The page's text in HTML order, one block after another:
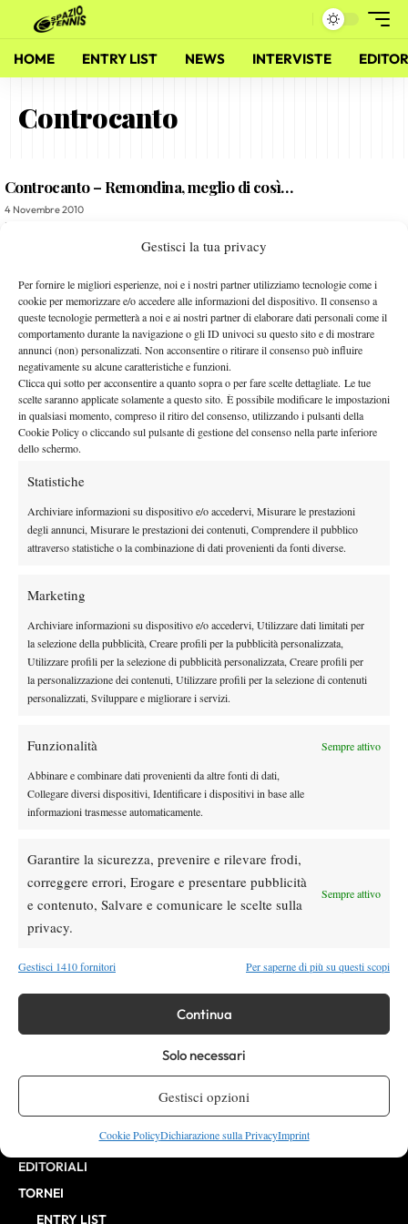
Gestisci la tua privacy
Per fornire le migliori esperienze, noi e i nostri partner utilizziamo tecnologie come i
cookie per memorizzare e/o accedere alle informazioni del dispositivo. Il consenso a
queste tecnologie permetterà a noi e ai nostri partner di elaborare dati personali come il
comportamento durante la navigazione o gli ID univoci su questo sito e di mostrare
annunci (non) personalizzati. Non acconsentire o ritirare il consenso può influire
negativamente su alcune caratteristiche e funzioni.
Clicca qui sotto per acconsentire a quanto sopra o per fare scelte dettagliate. Le tue
scelte saranno applicate solamente a questo sito. È possibile modificare le impostazioni
in qualsiasi momento, compreso il ritiro del consenso, utilizzando i pulsanti della
Cookie Policy o cliccando sul pulsante di gestione del consenso nella parte inferiore
dello schermo.
Statistiche
Archiviare informazioni su dispositivo e/o accedervi, Misurare le prestazioni
degli annunci, Misurare le prestazioni dei contenuti, Comprendere il pubblico
attraverso statistiche o la combinazione di dati provenienti da fonti diverse.
Marketing
Archiviare informazioni su dispositivo e/o accedervi, Utilizzare dati limitati per
la selezione della pubblicità, Creare profili per la pubblicità personalizzata,
Utilizzare profili per la selezione di pubblicità personalizzata, Creare profili per
la personalizzazione dei contenuti, Utilizzare profili per la selezione di contenuti
personalizzati, Sviluppare e migliorare i servizi.
Funzionalità Sempre attivo
Abbinare e combinare dati provenienti da altre fonti di dati,
Collegare diversi dispositivi, Identificare i dispositivi in base alle
informazioni trasmesse automaticamente.
Garantire la sicurezza, prevenire e rilevare frodi,
correggere errori, Erogare e presentare pubblicità
e contenuto, Salvare e comunicare le scelte sulla
privacy.
Sempre attivo
Gestisci 1410 fornitori Per saperne di più su questi scopi
Continua
Solo necessari
Gestisci opzioni
Cookie PolicyDichiarazione sulla PrivacyImprint
HOME ENTRY LIST NEWS INTERVISTE
Controcanto
Controcanto – Remondina, meglio di così…
4 Novembre 2010
By
Controcanto – “Volevo solo giocare a tennis…”
13 Ottobre 2010
Redazione
1 2 3
X
Youtube
Testata giornalisticaSpazio Tennis
Editore:VIBES MEDIA SRL, P.iva 14250480960
Direttore Responsabile: Alessandro Nizegorodcew
HOME
ENTRY LIST
CHALLENGER
ATP FINALS
EDITORIALI
TORNEI
ENTRY LIST